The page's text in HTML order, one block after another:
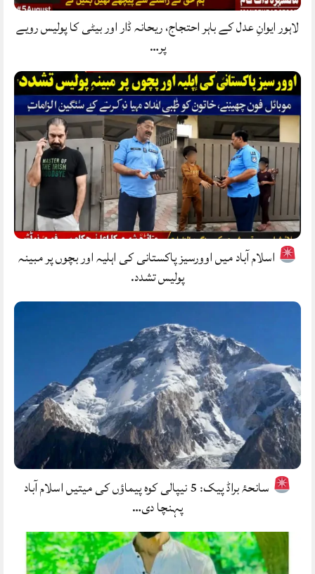
لاہور ایوانِ عدل کے باہر احتجاج، ریحانہ ڈار اور بیٹی کا پولیس رویے
پر…
اسلام آباد میں اوورسیز پاکستانی کی اہلیہ اور بچوں پر مبینہ
پولیس تشدد.
سانحۂ براڈ پیک: 5 نیپالی کوہ پیماؤں کی میتیں اسلام آباد
پہنچا دی…